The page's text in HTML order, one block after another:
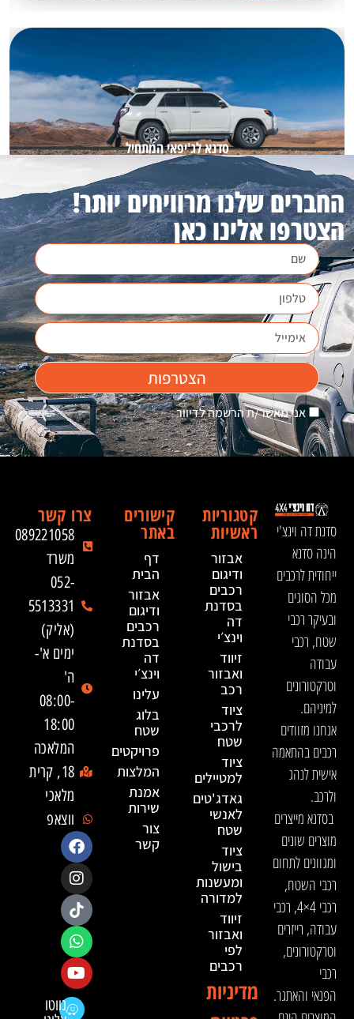
סדנא לג'יפאי המתחיל
החברים שלנו מרוויחים יותר!
הצטרפו אלינו כאן
אני מאשר/ת הרשמה לדיוור
הצטרפות
סדנת דה וינצ'י
הינה סדנא
ייחודית לרכבים
מכל הסוגים
ובעיקר רכבי
שטח, רכבי
עבודה
וטרקטורונים
למיניהם.
אנחנו מזוודים
רכבים בהתאמה
אישית לנהג
ולרכב.
בסדנא מייצרים
מוצרים שונים
ומגוונים לתחום
רכבי השטח,
רכבי 4×4, רכבי
עבודה, רייזרים
וטרקטורונים,
רכבי
הפנאי והאתגר.
קטגוריות
ראשיות
אבזור
ודיגום
רכבים
בסדנת
דה
וינצ׳י
זיווד
ואבזור
רכב
ציוד
לרכבי
שטח
ציוד
למטיילים
גאדג'טים
לאנשי
שטח
ציוד
בישול
ומעשנות
למדורה
זיווד
ואבזור
לפי
רכבים
מדיניות
קישורים
באתר
דף
הבית
אבזור
ודיגום
רכבים
בסדנת
דה
וינצ׳י
עלינו
בלוג
שטח
פרויקטים
המלצות
אמנת
שירות
צור
קשר
צרו קשר
089221058
משרד
052-
5513331
(אליק)
ימים א'-
ה'
08:00-
18:00
המלאכה
18, קרית
מלאכי
ווצאפ
נווטו